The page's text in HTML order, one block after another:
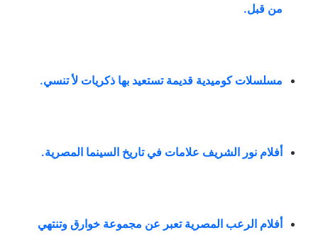
من قبل.
مسلسلات كوميدية قديمة تستعيد بها ذكريات لأ تنسي.
أفلام نور الشريف علامات في تاريخ السينما المصرية.
أفلام الرعب المصرية تعبر عن مجموعة خوارق وتنتهي